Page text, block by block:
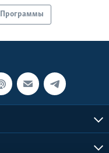
Программы